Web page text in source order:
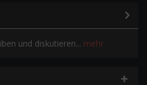
und diskutieren... mehr